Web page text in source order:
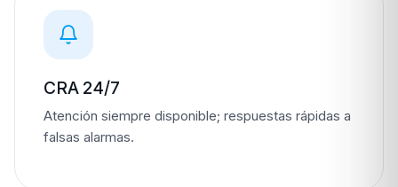
CRA 24/7
Atención siempre disponible; respuestas rápidas a
falsas alarmas.